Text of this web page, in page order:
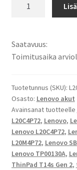
T14s
Gen
Lenovo
ThinkPad
X13
Gen
2
Tietokoneakku
Li-
Saatavuus:
Toimitusaika
Tuotetunnus (SKU):
Osasto: Lenovo akut
Avainsanat tuotteelle
L20C4P72, Lenovo,
Lenovo L20C4P72,
L20M4P72, Lenovo
Lenovo TP00130A,
ThinPad T14s Gen 2,